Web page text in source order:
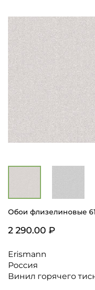
Обои флизелиновые
2 290.00 ₽
Erismann
Россия
Винил горячего